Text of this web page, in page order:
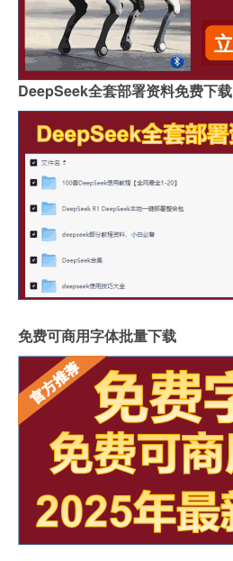
DeepSeek全套部署资料免费下载
免费可商用字体批量下载